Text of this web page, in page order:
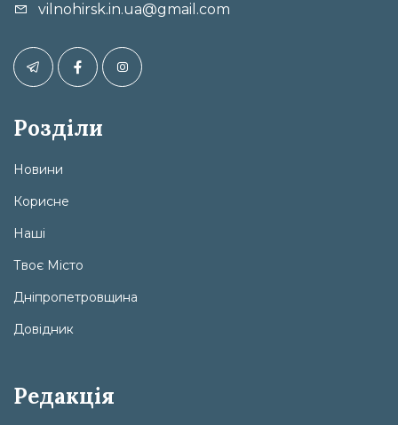
vilnohirsk.in.ua@gmail.com
Розділи
Новини
Корисне
Наші
Твоє Місто
Дніпропетровщина
Довідник
Редакція